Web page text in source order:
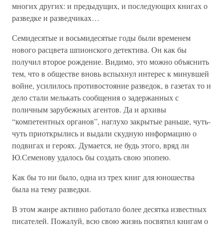
многих других: и предыдущих, и последующих книгах о
разведке и разведчиках…
Семидесятые и восьмидесятые годы были временем
нового расцвета шпионского детектива. Он как бы
получил второе рождение. Видимо, это можно объяснить
тем, что в обществе вновь вспыхнул интерес к минувшей
войне, усилилось противостояние разведок, в газетах то и
дело стали мелькать сообщения о задержанных с
поличным зарубежных агентов. Да и архивы
“компетентных органов”, наглухо закрытые раньше, чуть-
чуть приоткрылись и выдали скудную информацию о
подвигах и героях. Думается, не будь этого, вряд ли
Ю.Семенову удалось бы создать свою эпопею.
Как бы то ни было, одна из трех книг для юношества
была на тему разведки.
В этом жанре активно работало более десятка известных
писателей. Пожалуй, всю свою жизнь посвятил книгам о